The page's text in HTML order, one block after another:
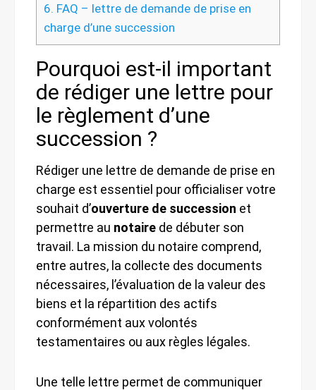
6. FAQ – lettre de demande de prise en
charge d’une succession
Pourquoi est-il important
de rédiger une lettre pour
le règlement d’une
succession ?
Rédiger une lettre de demande de prise en
charge est essentiel pour officialiser votre
souhait d’ouverture de succession et
permettre au notaire de débuter son
travail. La mission du notaire comprend,
entre autres, la collecte des documents
nécessaires, l’évaluation de la valeur des
biens et la répartition des actifs
conformément aux volontés
testamentaires ou aux règles légales.
Une telle lettre permet de communiquer